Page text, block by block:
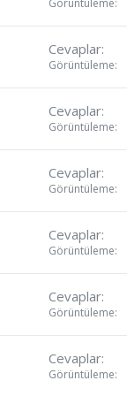
Görüntüleme
Cevaplar
Görüntüleme
Cevaplar
Görüntüleme
Cevaplar
Görüntüleme
Cevaplar
Görüntüleme
Cevaplar
Görüntüleme
Cevaplar
Görüntüleme